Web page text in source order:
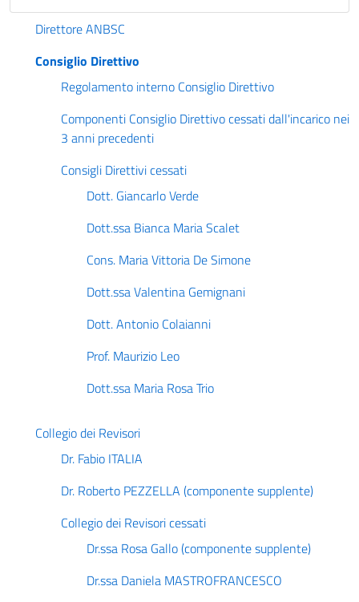
Direttore ANBSC
Consiglio Direttivo
Regolamento interno Consiglio Direttivo
Componenti Consiglio Direttivo cessati dall'incarico nei
3 anni precedenti
Consigli Direttivi cessati
Dott. Giancarlo Verde
Dott.ssa Bianca Maria Scalet
Cons. Maria Vittoria De Simone
Dott.ssa Valentina Gemignani
Dott. Antonio Colaianni
Prof. Maurizio Leo
Dott.ssa Maria Rosa Trio
Collegio dei Revisori
Dr. Fabio ITALIA
Dr. Roberto PEZZELLA (componente supplente)
Collegio dei Revisori cessati
Dr.ssa Rosa Gallo (componente supplente)
Dr.ssa Daniela MASTROFRANCESCO